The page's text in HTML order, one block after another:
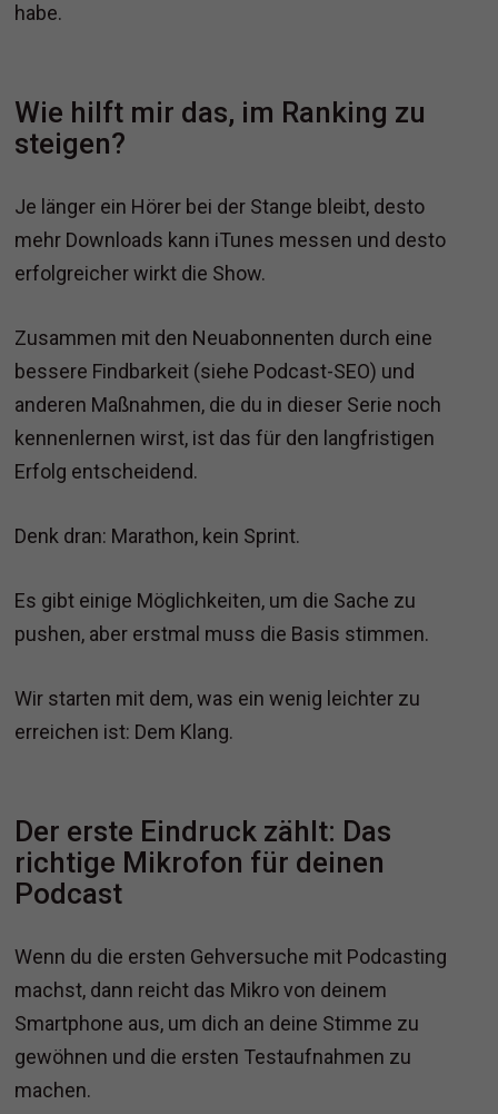
habe.
Wie hilft mir das, im Ranking zu
steigen?
Je länger ein Hörer bei der Stange bleibt, desto
mehr Downloads kann iTunes messen und desto
erfolgreicher wirkt die Show.
Zusammen mit den Neuabonnenten durch eine
bessere Findbarkeit (siehe Podcast-SEO) und
anderen Maßnahmen, die du in dieser Serie noch
kennenlernen wirst, ist das für den langfristigen
Erfolg entscheidend.
Denk dran: Marathon, kein Sprint.
Es gibt einige Möglichkeiten, um die Sache zu
pushen, aber erstmal muss die Basis stimmen.
Wir starten mit dem, was ein wenig leichter zu
erreichen ist: Dem Klang.
Der erste Eindruck zählt: Das
richtige Mikrofon für deinen
Podcast
Wenn du die ersten Gehversuche mit Podcasting
machst, dann reicht das Mikro von deinem
Smartphone aus, um dich an deine Stimme zu
gewöhnen und die ersten Testaufnahmen zu
machen.